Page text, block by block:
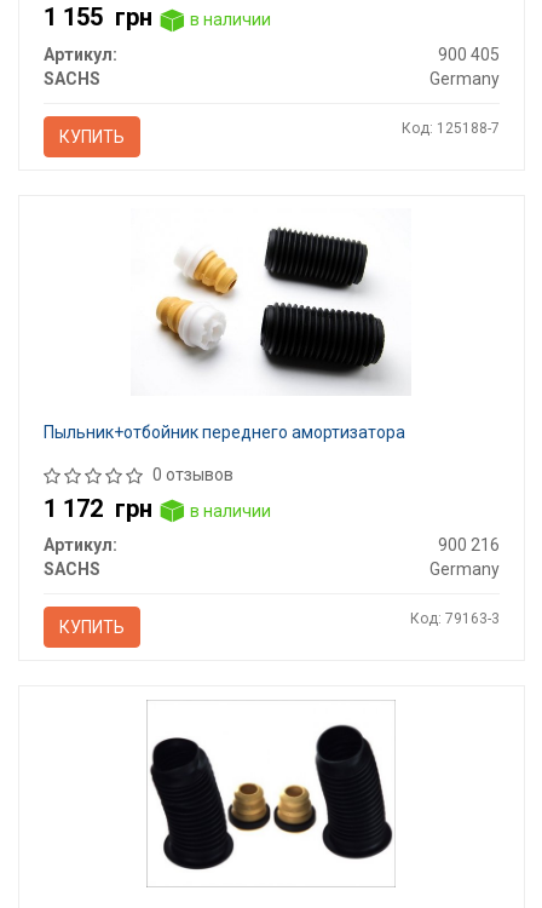
1 155 грн
в наличии
Артикул:
900 405
SACHS
Germany
КУПИТЬ Код: 125188-7
Пыльник+отбойник переднего амортизатора
0 отзывов
1 172 грн
в наличии
Артикул:
900 216
SACHS
Germany
КУПИТЬ Код: 79163-3